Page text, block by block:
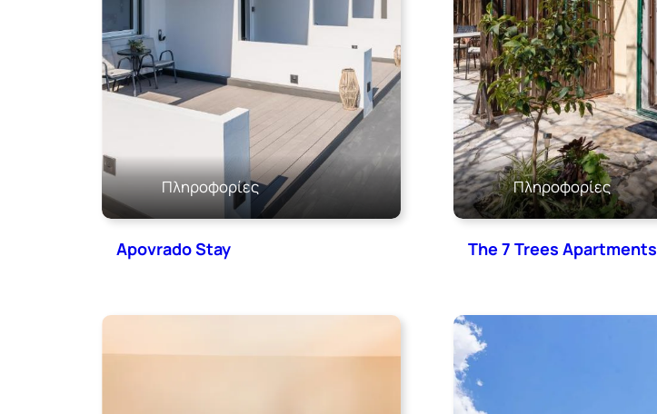
Πληροφορίες
Apovrado Stay
Πληροφορίες
The 7 Trees Apartments